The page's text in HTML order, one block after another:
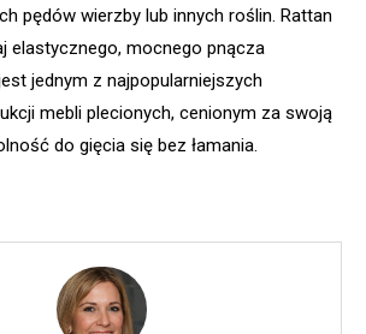
pędów wierzby lub innych roślin. Rattan
elastycznego, mocnego pnącza
jednym z najpopularniejszych
mebli plecionych, cenionym za swoją
do gięcia się bez łamania.